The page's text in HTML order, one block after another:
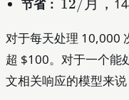
节省：
月，
12/月，
对于每天处理 10,000
超 $100。对于一个能
文相关响应的模型来说